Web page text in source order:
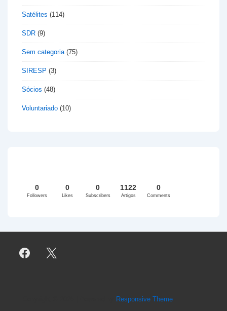
Satélites (114)
SDR (9)
Sem categoria (75)
SIRESP (3)
Sócios (48)
Voluntariado (10)
0
Followers
0
Likes
0
Subscribers
1122
Artigos
0
Comments
Responsive Theme